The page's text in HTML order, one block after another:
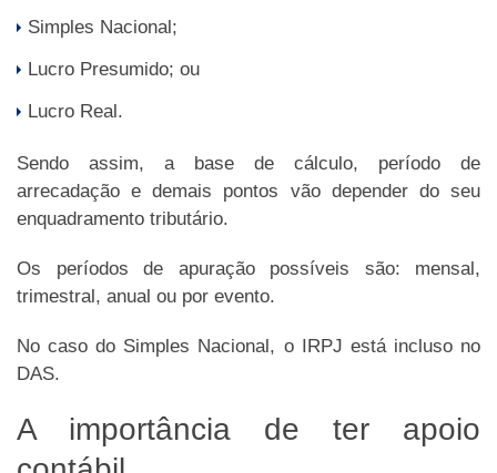
Simples Nacional;
Lucro Presumido; ou
Lucro Real.
Sendo assim, a base de cálculo, período de
arrecadação e demais pontos vão depender do seu
enquadramento tributário.
Os períodos de apuração possíveis são: mensal,
trimestral, anual ou por evento.
No caso do Simples Nacional, o IRPJ está incluso no
DAS.
A importância de ter apoio